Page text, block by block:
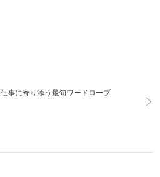
事に寄り添う最旬ワードローブ